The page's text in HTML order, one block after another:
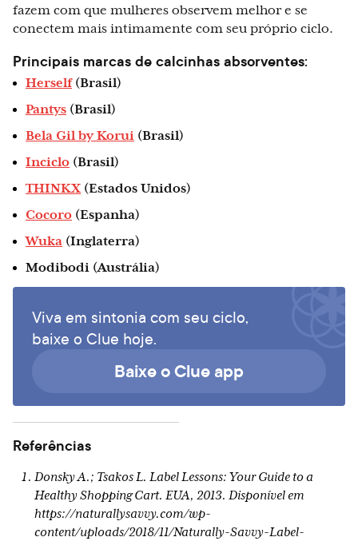
fazem com que mulheres observem melhor e se
conectem mais intimamente com seu próprio ciclo.
Principais marcas de calcinhas absorventes:
Herself(Brasil)
Pantys (Brasil)
Bela Gil by Korui (Brasil)
Inciclo (Brasil)
THINKX(Estados Unidos)
Cocoro (Espanha)
Wuka (Inglaterra)
Modibodi (Austrália)
Viva em sintonia com seu ciclo,
baixe o Clue hoje.
Baixe o Clue app
Referências
Donsky A.; Tsakos L. Label Lessons: Your Guide to a
Healthy Shopping Cart. EUA, 2013. Disponível em
https://naturallysavvy.com/wp-
content/uploads/2018/11/Naturally-Savvy-Label-